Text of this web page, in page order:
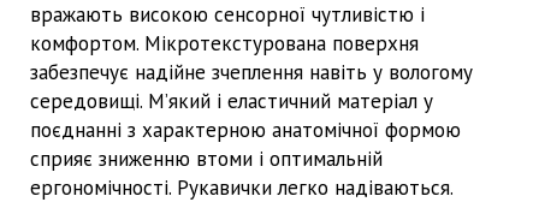
вражають високою сенсорної чутливістю і
комфортом. Мікротекстурована поверхня
забезпечує надійне зчеплення навіть у вологому
середовищі. М’який і еластичний матеріал у
поєднанні з характерною анатомічної формою
сприяє зниженню втоми і оптимальній
ергономічності. Рукавички легко надіваються.